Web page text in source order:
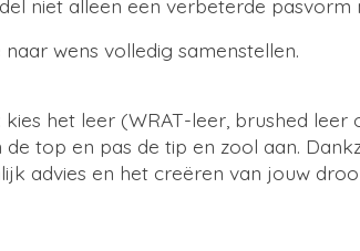
niet alleen een verbeterde
wens volledig samenstellen.
het leer (WRAT-leer, brushed
top en pas de tip en zool aan.
advies en het creëren van jouw